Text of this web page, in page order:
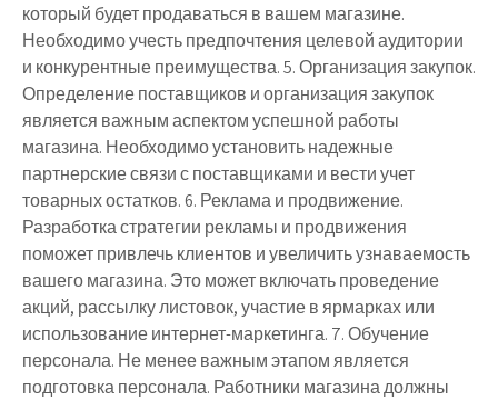
который будет продаваться в вашем магазине.
Необходимо учесть предпочтения целевой аудитории
и конкурентные преимущества. 5. Организация закупок.
Определение поставщиков и организация закупок
является важным аспектом успешной работы
магазина. Необходимо установить надежные
партнерские связи с поставщиками и вести учет
товарных остатков. 6. Реклама и продвижение.
Разработка стратегии рекламы и продвижения
поможет привлечь клиентов и увеличить узнаваемость
вашего магазина. Это может включать проведение
акций, рассылку листовок, участие в ярмарках или
использование интернет-маркетинга. 7. Обучение
персонала. Не менее важным этапом является
подготовка персонала. Работники магазина должны